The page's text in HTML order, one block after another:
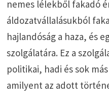
nemes lélekből fakadó
áldozatvállalásukból
hajlandóság a haza, és
szolgálatára. Ez a
politikai, hadi és sok
amilyent az adott